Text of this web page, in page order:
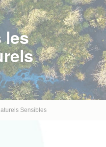
les
Sensibles